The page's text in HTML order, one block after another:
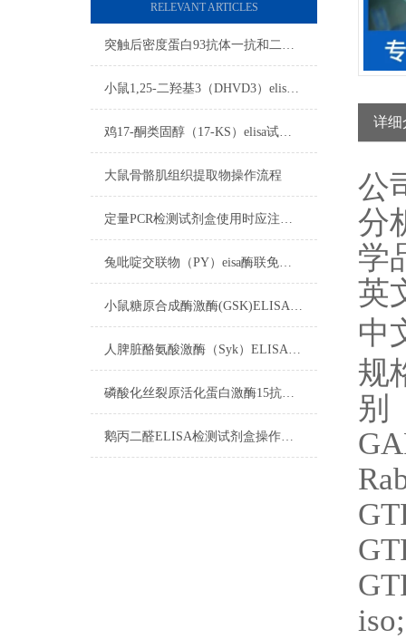
RELEVANT ARTICLES
突触后密度蛋白93抗体一抗和二抗的区别
小鼠1,25-二羟基3（DHVD3）elisa试剂盒注意事项
鸡17-酮类固醇（17-KS）elisa试剂盒操作步骤
大鼠骨骼肌组织提取物操作流程
定量PCR检测试剂盒使用时应注意以下方面
兔吡啶交联物（PY）eisa酶联免疫试剂盒实验禁忌
小鼠糖原合成酶激酶(GSK)ELISA试剂盒标本的采集与保存
人脾脏酪氨酸激酶（Syk）ELISA免费代测试剂盒​标本要求
磷酸化丝裂原活化蛋白激酶15抗体​制备过程
鹅丙二醛ELISA检测试剂盒操作步骤
详细
公
分
学
英
中
规
别